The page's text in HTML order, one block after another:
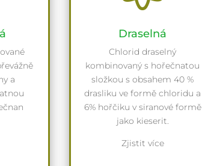
a
Draselná
Chlorid draselný
kombinovaný s hořečnatou
složkou s obsahem 40 %
drasliku ve formě chloridu a
6% hořčiku v siranové formě
jako kieserit.
Zjistit více